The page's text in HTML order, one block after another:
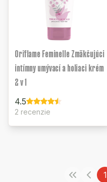
Oriflame Feminelle Zmäkčujúci
intímny umývací a holiaci krém
2 v 1
4.5
2 recenzie
1